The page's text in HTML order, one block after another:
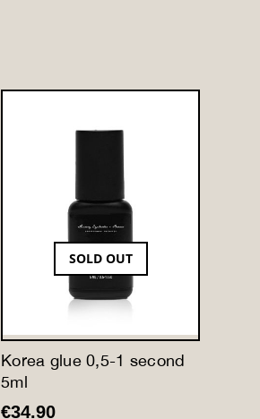
SOLD OUT
Korea glue 0,5-1 second
5ml
€34.90